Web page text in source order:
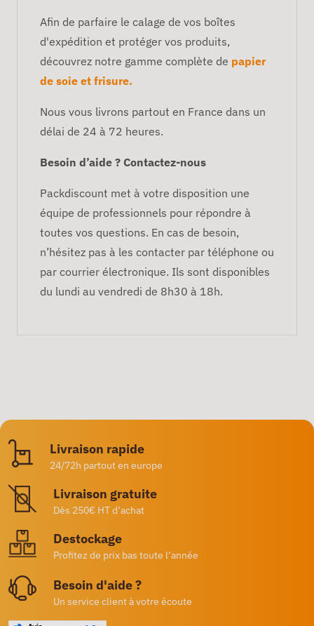
Afin de parfaire le calage de vos boîtes
d'expédition et protéger vos produits,
découvrez notre gamme complète de papier
de soie et frisure.
Nous vous livrons partout en France dans un
délai de 24 à 72 heures.
Besoin d’aide ? Contactez-nous
Packdiscount met à votre disposition une
équipe de professionnels pour répondre à
toutes vos questions. En cas de besoin,
n’hésitez pas à les contacter par téléphone ou
par courrier électronique. Ils sont disponibles
du lundi au vendredi de 8h30 à 18h.
Livraison rapide
24/72h partout en europe
Livraison gratuite
Dès 250€ HT d’achat
Destockage
Profitez de prix bas toute l’année
Besoin d'aide ?
Un service client à votre écoute